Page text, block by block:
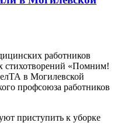
работников
стихотворений «Помним!
в Могилевской
профсоюза работников